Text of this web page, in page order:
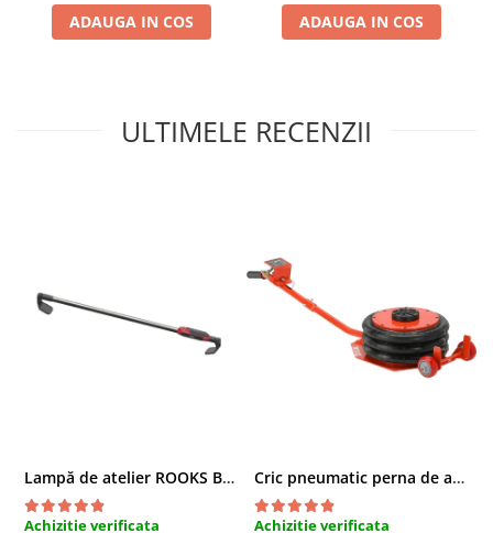
Pistoale Pneumatice
Sistem directie
Sistem franare
Surubelnite Si Biti
Truse de biti
Truse de surubelnite
ADAUGA IN COS ADAUGA IN COS
ULTIMELE RECENZII
Lampă de atelier ROOKS B2 HYBRID pentru capotă, 2000 lumeni, 5000 mAh
Achizitie verificata
Cric pneumatic perna de aer cu inaltator 6T
Achizitie verificata